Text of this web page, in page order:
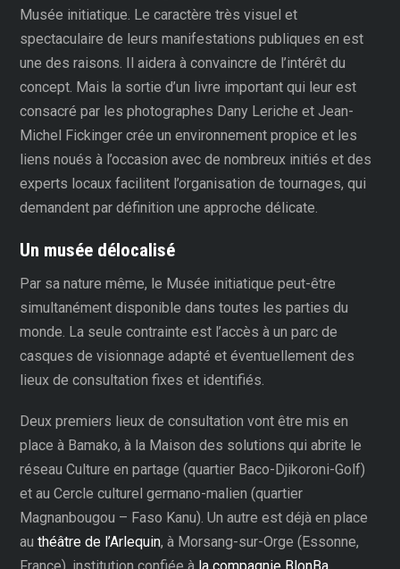
Musée initiatique. Le caractère très visuel et
spectaculaire de leurs manifestations publiques en est
une des raisons. Il aidera à convaincre de l’intérêt du
concept. Mais la sortie d’un livre important qui leur est
consacré par les photographes Dany Leriche et Jean-
Michel Fickinger crée un environnement propice et les
liens noués à l’occasion avec de nombreux initiés et des
experts locaux facilitent l’organisation de tournages, qui
demandent par définition une approche délicate.
Un musée délocalisé
Par sa nature même, le Musée initiatique peut-être
simultanément disponible dans toutes les parties du
monde. La seule contrainte est l’accès à un parc de
casques de visionnage adapté et éventuellement des
lieux de consultation fixes et identifiés.
Deux premiers lieux de consultation vont être mis en
place à Bamako, à la Maison des solutions qui abrite le
réseau Culture en partage (quartier Baco-Djikoroni-Golf)
et au Cercle culturel germano-malien (quartier
Magnanbougou – Faso Kanu). Un autre est déjà en place
authéâtre de l’Arlequin, à Morsang-sur-Orge (Essonne,